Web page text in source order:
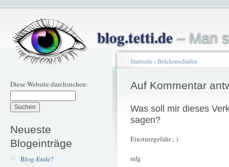
blog.tetti.de– Man
Diese Website durchsuchen:
Neueste
Blogeinträge
Blog-Ende?
Startseite› Brückenschäden
Auf Kommentar
Was soll mir dieses
sagen?
Einsturzgefahr ; )
mfg